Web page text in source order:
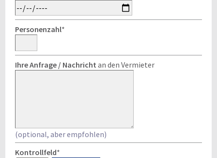
Personenzahl*
Ihre Anfrage / Nachricht an den Vermieter
(optional, aber empfohlen)
Kontrollfeld*